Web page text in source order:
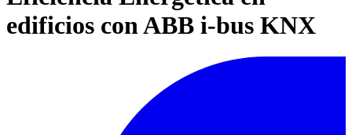
edificios con ABB i-bus KNX